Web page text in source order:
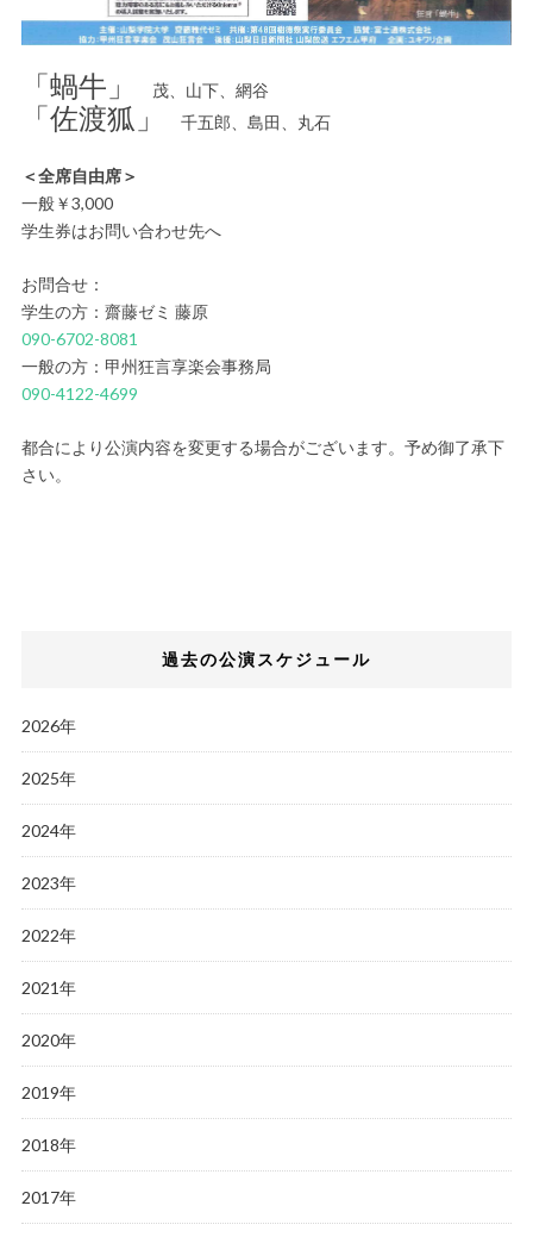
「蝸牛」 茂、山下、網谷
「佐渡狐」 千五郎、島田、丸石
＜全席自由席＞
一般￥3,000
学生券はお問い合わせ先へ
お問合せ：
学生の方：齋藤ゼミ 藤原
090-6702-8081
一般の方：甲州狂言享楽会事務局
090-4122-4699
都合により公演内容を変更する場合がございます。予め御了承下
さい。
過去の公演スケジュール
2026年
2025年
2024年
2023年
2022年
2021年
2020年
2019年
2018年
2017年